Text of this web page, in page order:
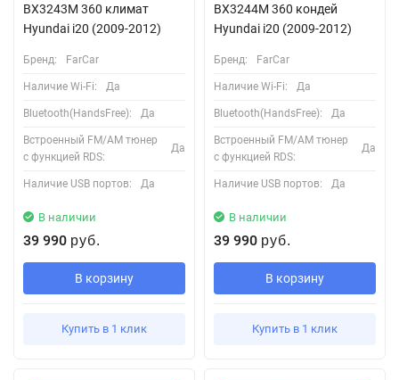
BX3243M 360 климат
Hyundai i20 (2009-2012)
Бренд: FarCar
Наличие Wi-Fi: Да
Bluetooth(HandsFree): Да
Встроенный FM/AM тюнер
с функцией RDS:
Да
Наличие USB портов: Да
В наличии
39 990 руб.
В корзину
Купить в 1 клик
BX3244M 360 кондей
Hyundai i20 (2009-2012)
Бренд: FarCar
Наличие Wi-Fi: Да
Bluetooth(HandsFree): Да
Встроенный FM/AM тюнер
с функцией RDS:
Да
Наличие USB портов: Да
В наличии
39 990 руб.
В корзину
Купить в 1 клик